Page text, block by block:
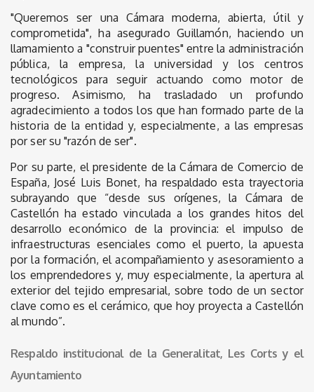
"Queremos ser una Cámara moderna, abierta, útil y
comprometida", ha asegurado Guillamón, haciendo un
llamamiento a "construir puentes" entre la administración
pública, la empresa, la universidad y los centros
tecnológicos para seguir actuando como motor de
progreso. Asimismo, ha trasladado un profundo
agradecimiento a todos los que han formado parte de la
historia de la entidad y, especialmente, a las empresas
por ser su "razón de ser".
Por su parte, el presidente de la Cámara de Comercio de
España, José Luis Bonet, ha respaldado esta trayectoria
subrayando que “desde sus orígenes, la Cámara de
Castellón ha estado vinculada a los grandes hitos del
desarrollo económico de la provincia: el impulso de
infraestructuras esenciales como el puerto, la apuesta
por la formación, el acompañamiento y asesoramiento a
los emprendedores y, muy especialmente, la apertura al
exterior del tejido empresarial, sobre todo de un sector
clave como es el cerámico, que hoy proyecta a Castellón
al mundo”.
Respaldo institucional de la Generalitat, Les Corts y el
Ayuntamiento